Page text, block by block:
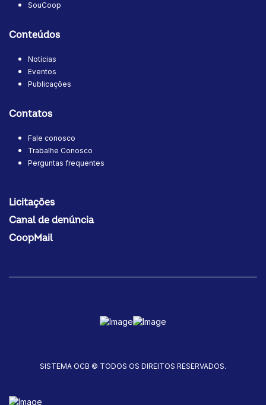
SouCoop
Conteúdos
Notícias
Eventos
Publicações
Contatos
Fale conosco
Trabalhe Conosco
Perguntas frequentes
Licitações
Canal de denúncia
CoopMail
SISTEMA OCB © TODOS OS DIREITOS RESERVADOS.